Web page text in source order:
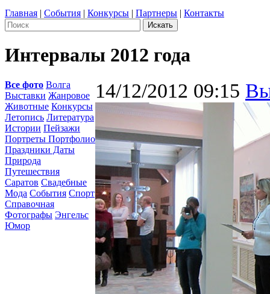
Главная | События | Конкурсы | Партнеры | Контакты
Интервалы 2012 года
Все фото Волга
Выставки Жанровое
Животные Конкурсы
Летопись Литература
Истории Пейзажи
Портреты Портфолио
Праздники Даты
Природа
Путешествия
Саратов Свадебные
Мода События Спорт
Справочная
Фотографы Энгельс
Юмор
14/12/2012 09:15